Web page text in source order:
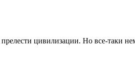
цивилизации. Но все-таки